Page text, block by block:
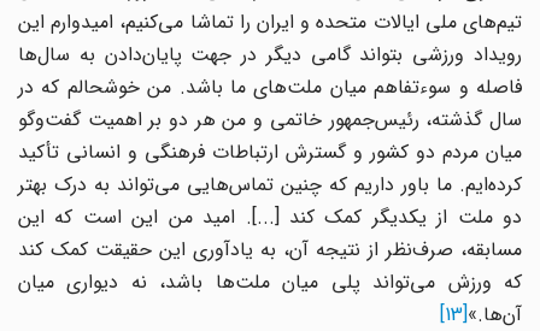
تیم‌های ملی ایالات متحده و ایران را تماشا می‌کنیم، امیدوارم این
رویداد ورزشی بتواند گامی دیگر در جهت پایان‌دادن به سال‌ها
فاصله و سوءتفاهم میان ملت‌های ما باشد. من خوشحالم که در
سال گذشته، رئیس‌جمهور خاتمی و من هر دو بر اهمیت گفت‌وگو
میان مردم دو کشور و گسترش ارتباطات فرهنگی و انسانی تأکید
کرده‌ایم. ما باور داریم که چنین تماس‌هایی می‌تواند به درک بهتر
دو ملت از یکدیگر کمک کند [...]. امید من این است که این
مسابقه، صرف‌نظر از نتیجه آن، به یادآوری این حقیقت کمک کند
که ورزش می‌تواند پلی میان ملت‌ها باشد، نه دیواری میان
آن‌ها.»[13]